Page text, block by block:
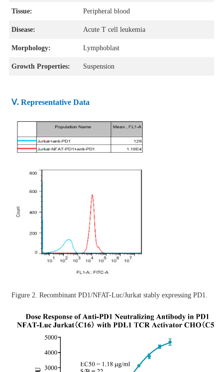
Tissue: Peripheral blood
Disease: Acute T cell leukemia
Morphology: Lymphoblast
Growth Properties: Suspension
Ⅴ. Representative Data
Figure 2. Recombinant PD1/NFAT-Luc/Jurkat stably expressing PD1.